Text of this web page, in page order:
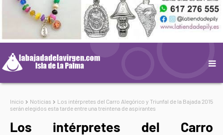
Inicio Noticias
Los intérpretes del Carro Alegórico y Triunfal de la Bajada 2015
serán elegidos esta tarde entre una treintena de aspirantes
Los intérpretes del Carro